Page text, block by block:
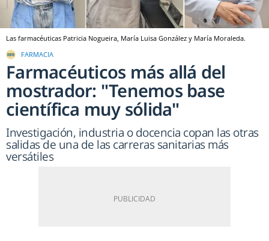
Las farmacéuticas Patricia Nogueira, María Luisa González y María Moraleda.
FARMACIA
Farmacéuticos más allá del
mostrador: "Tenemos base
científica muy sólida"
Investigación, industria o docencia copan las otras
salidas de una de las carreras sanitarias más
versátiles